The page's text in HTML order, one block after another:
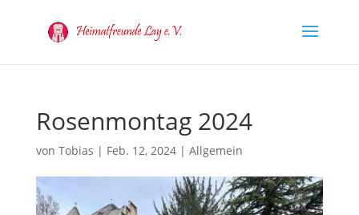
Rosenmontag 2024
von Tobias | Feb. 12, 2024| Allgemein